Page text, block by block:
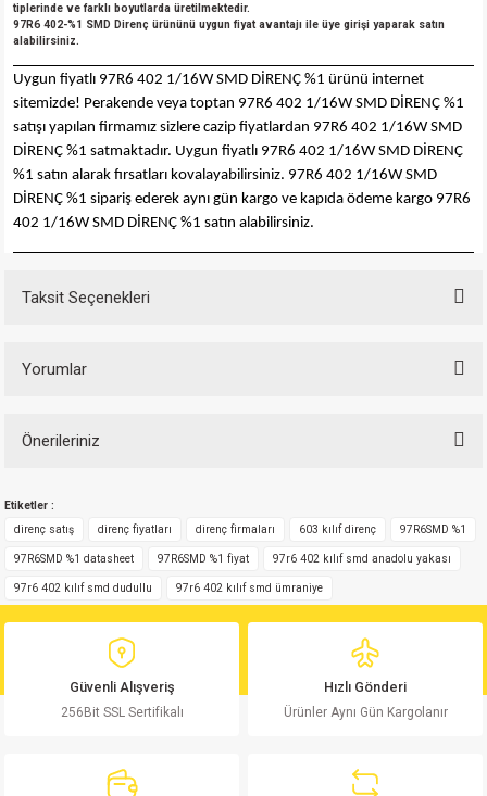
tiplerinde ve farklı boyutlarda üretilmektedir.
97R6 402-%1 SMD Direnç ürününü uygun fiyat avantajı ile üye girişi yaparak satın
alabilirsiniz.
Uygun fiyatlı 97R6 402 1/16W SMD DİRENÇ %1 ürünü internet
sitemizde! Perakende veya toptan 97R6 402 1/16W SMD DİRENÇ %1
satışı yapılan firmamız sizlere cazip fiyatlardan 97R6 402 1/16W SMD
DİRENÇ %1 satmaktadır. Uygun fiyatlı 97R6 402 1/16W SMD DİRENÇ
%1 satın alarak fırsatları kovalayabilirsiniz. 97R6 402 1/16W SMD
DİRENÇ %1 sipariş ederek aynı gün kargo ve kapıda ödeme kargo 97R6
402 1/16W SMD DİRENÇ %1 satın alabilirsiniz.
Taksit Seçenekleri
Yorumlar
Önerileriniz
yetersiz gördüğünüz noktaları öneri formunu kullanarak tarafımıza
iletebilirsiniz.
Ürün resmi kalitesiz, bozuk veya görüntülenemiyor.
Ürün bilgilerinde hatalar bulunuyor.
Ürün fiyatı diğer sitelerden daha pahalı.
Etiketler :
direnç satış
direnç fiyatları direnç firmaları 603 kılıf direnç 97R6SMD %1
97R6SMD %1 datasheet 97R6SMD %1 fiyat 97r6 402 kılıf smd anadolu yakası
97r6 402 kılıf smd dudullu 97r6 402 kılıf smd ümraniye
Güvenli Alışveriş
256Bit SSL Sertifikalı
Hızlı Gönderi
Ürünler Aynı Gün Kargolanır